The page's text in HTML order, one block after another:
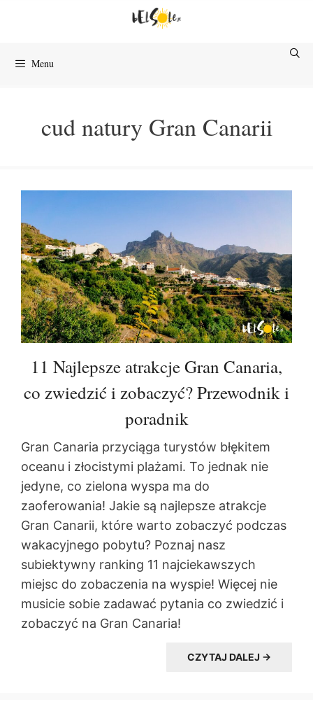
Menu
cud natury Gran Canarii
11 Najlepsze atrakcje Gran Canaria,
co zwiedzić i zobaczyć? Przewodnik i
poradnik
Gran Canaria przyciąga turystów błękitem
oceanu i złocistymi plażami. To jednak nie
jedyne, co zielona wyspa ma do
zaoferowania! Jakie są najlepsze atrakcje
Gran Canarii, które warto zobaczyć podczas
wakacyjnego pobytu? Poznaj nasz
subiektywny ranking 11 najciekawszych
miejsc do zobaczenia na wyspie! Więcej nie
musicie sobie zadawać pytania co zwiedzić i
zobaczyć na Gran Canaria!
CZYTAJ DALEJ →